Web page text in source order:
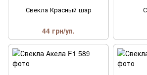
Свекла Красный шар
44 грн/уп.